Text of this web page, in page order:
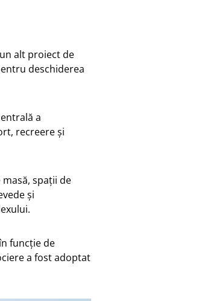
alt proiect de
deschiderea
a
recreere și
spații de
și
funcție de
a fost adoptat